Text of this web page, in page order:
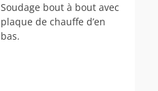
Soudage bout à bout avec
plaque de chauffe d’en
bas.